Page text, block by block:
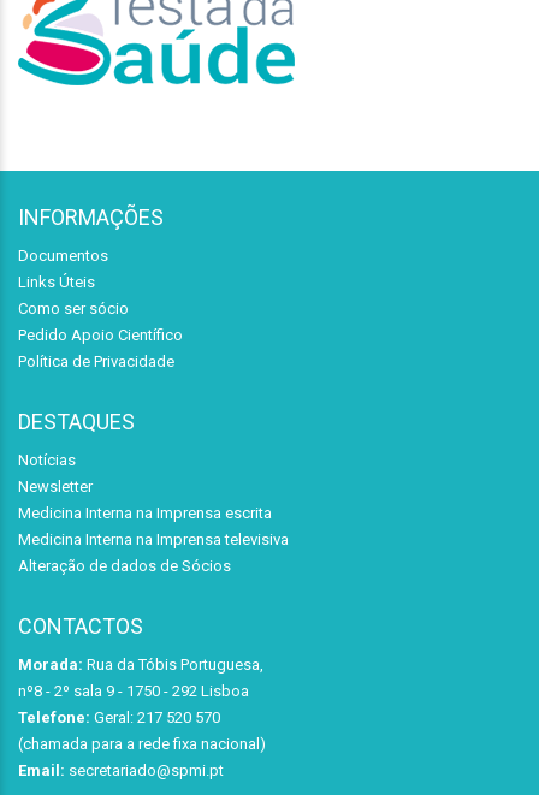
INFORMAÇÕES
Documentos
Links Úteis
Como ser sócio
Pedido Apoio Científico
Política de Privacidade
DESTAQUES
Notícias
Newsletter
Medicina Interna na Imprensa escrita
Medicina Interna na Imprensa televisiva
Alteração de dados de Sócios
CONTACTOS
Morada: Rua da Tóbis Portuguesa,
nº8 - 2º sala 9 - 1750 - 292 Lisboa
Telefone: Geral: 217 520 570
(chamada para a rede fixa nacional)
Email: secretariado@spmi.pt